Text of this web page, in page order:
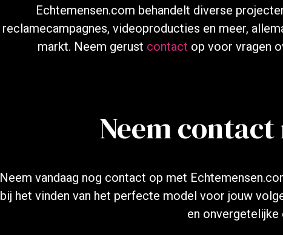
Echtemensen.com behandelt diverse
reclamecampagnes, videoproducties en meer,
markt. Neem gerust contact op voor vragen
Neem
Neem vandaag nog contact op met
bij het vinden van het perfecte model voor jouw
en onvergetelijke